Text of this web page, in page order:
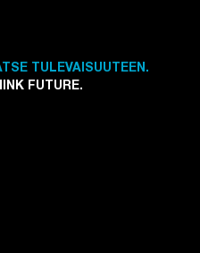
TULEVAISUUTEEN.
FUTURE.
välilehteen